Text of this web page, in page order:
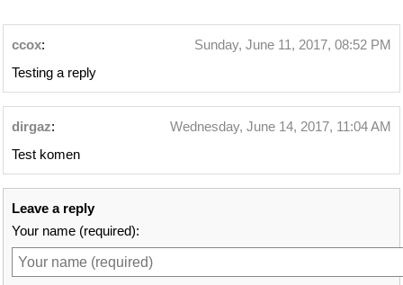
ccox:
Sunday, June 11, 2017, 08:52 PM
Testing a reply
dirgaz:
Wednesday, June 14, 2017, 11:04 AM
Test komen
Leave a reply
Your name (required):